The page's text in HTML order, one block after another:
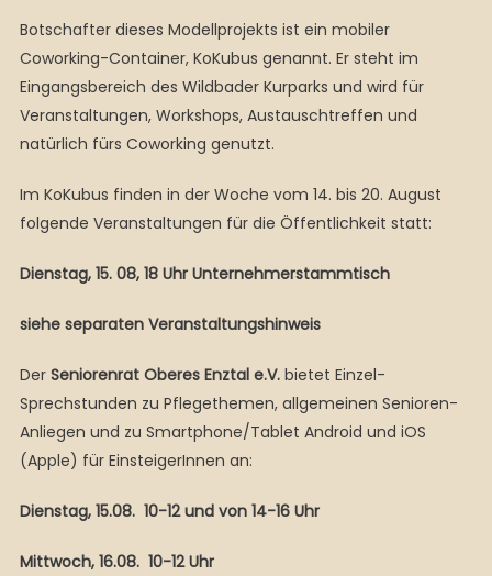
Botschafter dieses Modellprojekts ist ein mobiler
Coworking-Container, KoKubus genannt. Er steht im
Eingangsbereich des Wildbader Kurparks und wird für
Veranstaltungen, Workshops, Austauschtreffen und
natürlich fürs Coworking genutzt.
Im KoKubus finden in der Woche vom 14. bis 20. August
folgende Veranstaltungen für die Öffentlichkeit statt:
Dienstag, 15. 08, 18 Uhr Unternehmerstammtisch
siehe separaten Veranstaltungshinweis
Der Seniorenrat Oberes Enztal e.V.bietet Einzel-
Sprechstunden zu Pflegethemen, allgemeinen Senioren-
Anliegen und zu Smartphone/Tablet Android und iOS
(Apple) für EinsteigerInnen an:
Dienstag, 15.08. 10-12 und von 14-16 Uhr
Mittwoch, 16.08. 10-12 Uhr